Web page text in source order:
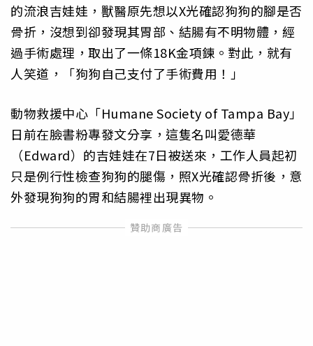
的流浪吉娃娃，獸醫原先想以X光確認狗狗的腳是否
骨折，沒想到卻發現其胃部、結腸有不明物體，經
過手術處理，取出了一條18K金項鍊。對此，就有
人笑道，「狗狗自己支付了手術費用！」
動物救援中心「Humane Society of Tampa Bay」
日前在臉書粉專發文分享，這隻名叫愛德華
（Edward）的吉娃娃在7日被送來，工作人員起初
只是例行性檢查狗狗的腿傷，照X光確認骨折後，意
外發現狗狗的胃和結腸裡出現異物。